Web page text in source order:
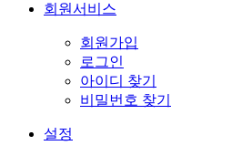
회원서비스
회원가입
로그인
아이디 찾기
비밀번호 찾기
설정